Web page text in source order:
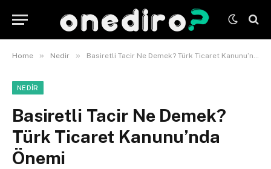
Home » Nedir » Basiretli Tacir Ne Demek? Türk Ticaret Kanunu’nda Önemi
NEDIR
Basiretli Tacir Ne Demek?
Türk Ticaret Kanunu’nda
Önemi